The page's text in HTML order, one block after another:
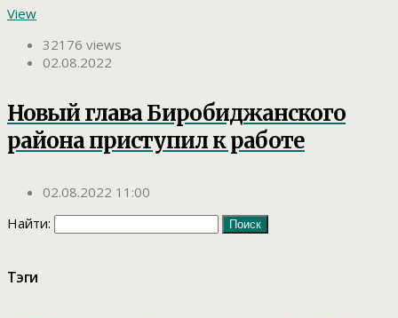
View
32176 views
02.08.2022
Новый глава Биробиджанского
района приступил к работе
02.08.2022 11:00
Найти:
Тэги